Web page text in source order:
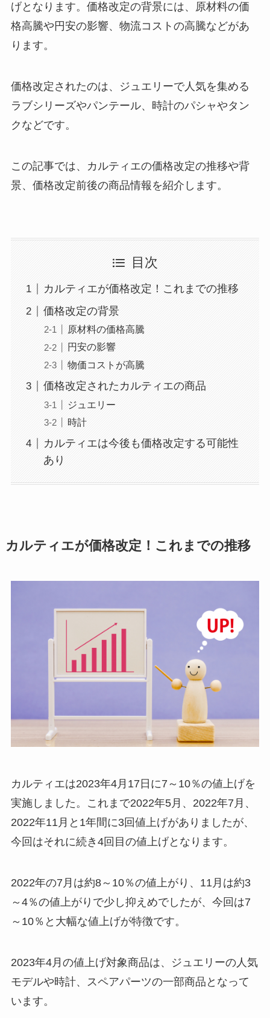
げとなります。価格改定の背景には、原材料の価
格高騰や円安の影響、物流コストの高騰などがあ
ります。
価格改定されたのは、ジュエリーで人気を集める
ラブシリーズやパンテール、時計のパシャやタン
クなどです。
この記事では、カルティエの価格改定の推移や背
景、価格改定前後の商品情報を紹介します。
目次
カルティエが価格改定！これまでの推移
価格改定の背景
原材料の価格高騰
円安の影響
物価コストが高騰
価格改定されたカルティエの商品
ジュエリー
時計
カルティエは今後も価格改定する可能性
あり
カルティエが価格改定！これまでの推移
カルティエは2023年4月17日に7～10％の値上げを
実施しました。これまで2022年5月、2022年7月、
2022年11月と1年間に3回値上げがありましたが、
今回はそれに続き4回目の値上げとなります。
2022年の7月は約8～10％の値上がり、11月は約3
～4％の値上がりで少し抑えめでしたが、今回は7
～10％と大幅な値上げが特徴です。
2023年4月の値上げ対象商品は、ジュエリーの人気
モデルや時計、スペアパーツの一部商品となって
います。